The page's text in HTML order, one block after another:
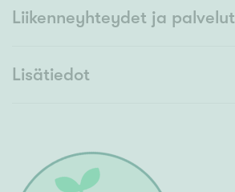
Liikenneyhteydet ja palvelut
Lisätiedot